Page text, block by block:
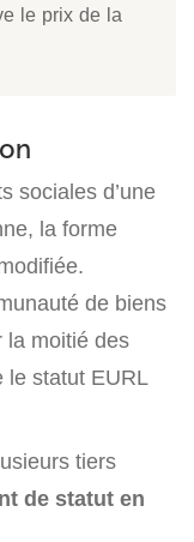
le prix de la
sociales d’une
la forme
de biens
la moitié des
le statut EURL
tiers
de statut en